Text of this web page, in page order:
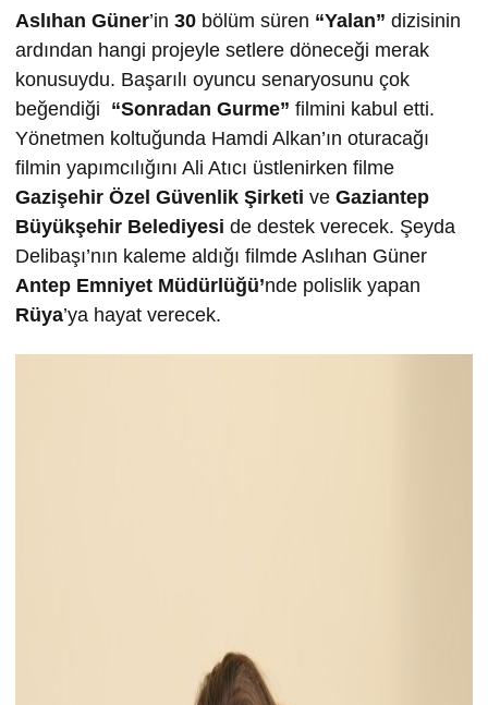
Aslıhan Güner’in 30 bölüm süren “Yalan” dizisinin
ardından hangi projeyle setlere döneceği merak
konusuydu. Başarılı oyuncu senaryosunu çok
beğendiği “Sonradan Gurme” filmini kabul etti.
Yönetmen koltuğunda Hamdi Alkan’ın oturacağı
filmin yapımcılığını Ali Atıcı üstlenirken filme
Gazişehir Özel Güvenlik Şirketi ve Gaziantep
Büyükşehir Belediyesi de destek verecek. Şeyda
Delibaşı’nın kaleme aldığı filmde Aslıhan Güner
Antep Emniyet Müdürlüğü’nde polislik yapan
Rüya’ya hayat verecek.